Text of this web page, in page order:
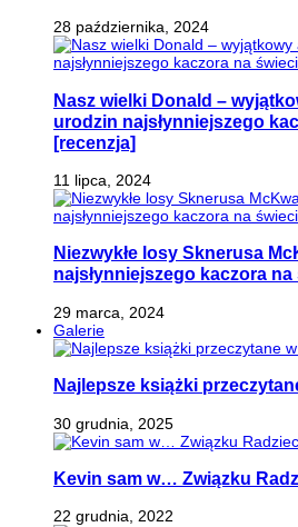
28 października, 2024
Nasz wielki Donald –
urodzin najsłynniejszego
[recenzja]
11 lipca, 2024
Niezwykłe losy Sknerusa
najsłynniejszego kaczora
29 marca, 2024
Galerie
Najlepsze książki
30 grudnia, 2025
Kevin sam w… Związku
22 grudnia, 2022